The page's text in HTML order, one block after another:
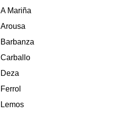
A Mariña
Arousa
Barbanza
Carballo
Deza
Ferrol
Lemos